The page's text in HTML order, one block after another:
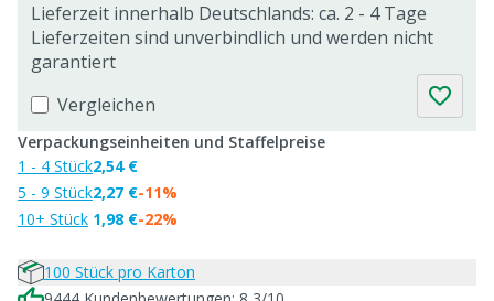
Lieferzeit innerhalb Deutschlands: ca. 2 - 4 Tage
Lieferzeiten sind unverbindlich und werden nicht
garantiert
Vergleichen
Verpackungseinheiten und Staffelpreise
1 - 4 Stück
5 - 9 Stück
10+ Stück
2,54 €
2,27 €
1,98 €
-11%
-22%
100 Stück pro Karton